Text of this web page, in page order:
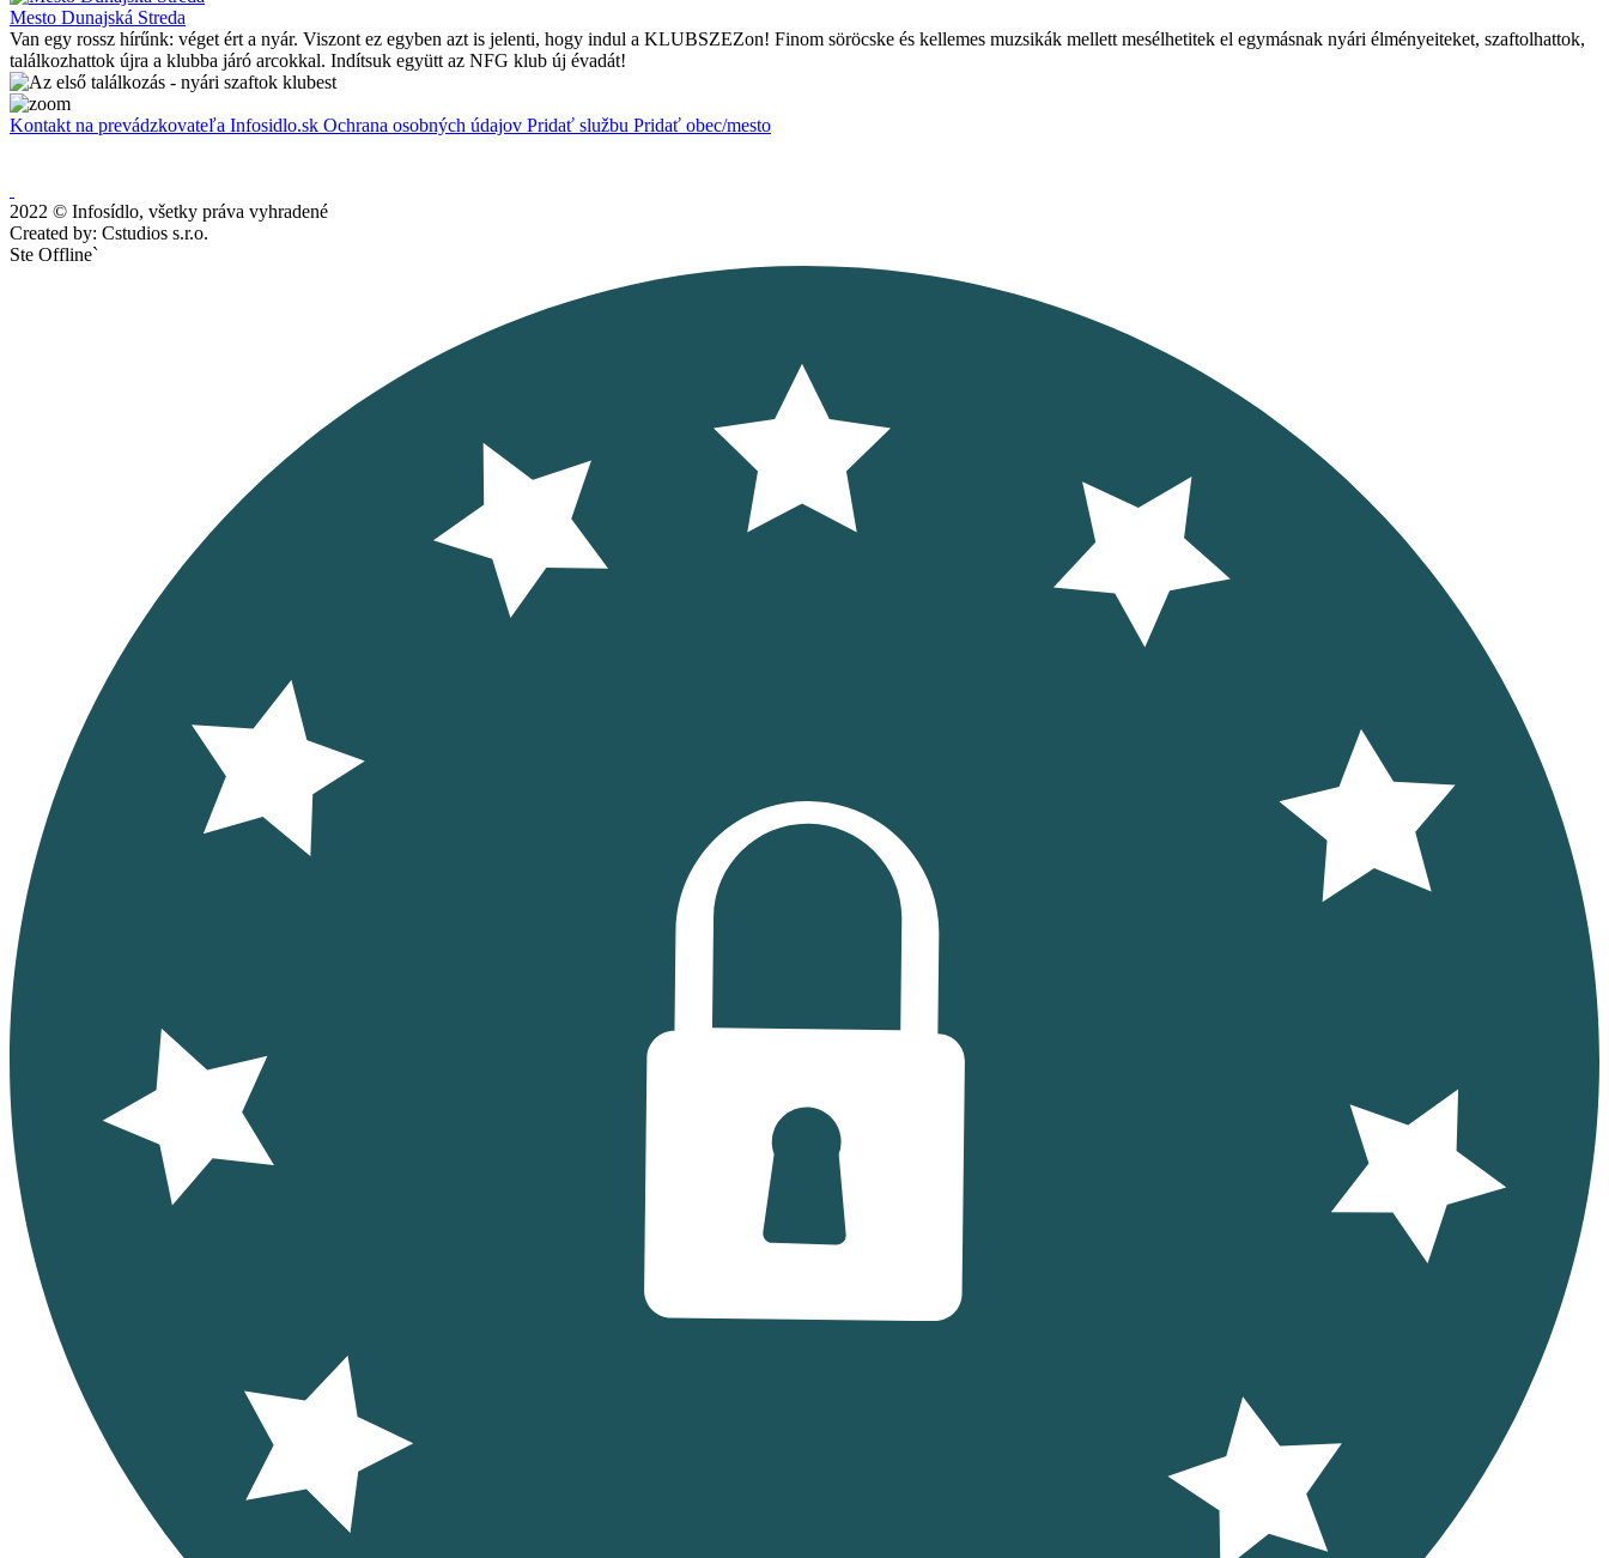
Mesto Dunajská Streda
Van egy rossz hírűnk: véget ért a nyár. Viszont ez egyben azt is jelenti, hogy indul a KLUBSZEZon! Finom söröcske és kellemes muzsikák mellett mesélhetitek el egymásnak nyári élményeiteket, szaftolhattok,
találkozhattok újra a klubba járó arcokkal. Indítsuk együtt az NFG klub új évadát!
Kontakt na prevádzkovateľa Infosidlo.sk Ochrana osobných údajov Pridať službu Pridať obec/mesto
2022 © Infosídlo, všetky práva vyhradené
Created by: Cstudios s.r.o.
Ste Offline`